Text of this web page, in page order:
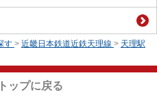
す > 近畿日本鉄道近鉄天理線 > 天理駅
ップに戻る